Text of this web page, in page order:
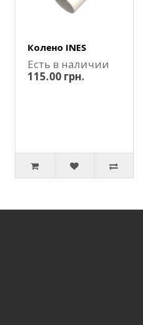
Колено INES
Есть в наличии
115.00 грн.